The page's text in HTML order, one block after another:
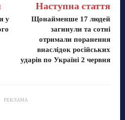
у
Наступна стаття
Щонайменше 17 людей
загинули та сотні
отримали поранення
внаслідок російських
ударів по Україні 2 червня
РЕКЛАМА